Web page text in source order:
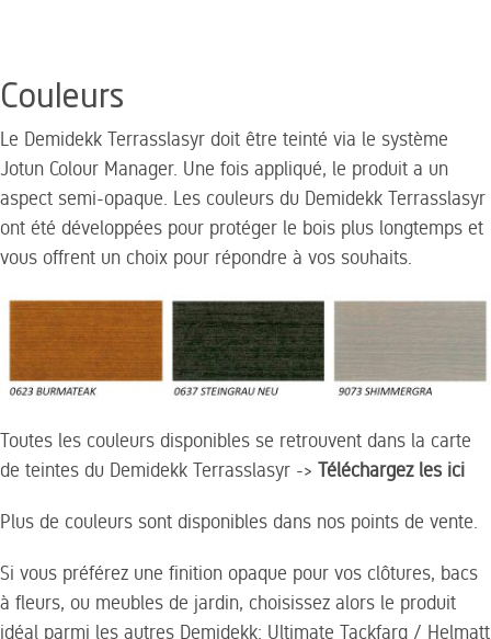
Couleurs
Le Demidekk Terrasslasyr doit être teinté via le système
Jotun Colour Manager. Une fois appliqué, le produit a un
aspect semi-opaque. Les couleurs du Demidekk Terrasslasyr
ont été développées pour protéger le bois plus longtemps et
vous offrent un choix pour répondre à vos souhaits.
Toutes les couleurs disponibles se retrouvent dans la carte
de teintes du Demidekk Terrasslasyr -> Téléchargez les ici
Plus de couleurs sont disponibles dans nos points de vente.
Si vous préférez une finition opaque pour vos clôtures, bacs
à fleurs, ou meubles de jardin, choisissez alors le produit
idéal parmi les autres Demidekk: Ultimate Tackfarg / Helmatt